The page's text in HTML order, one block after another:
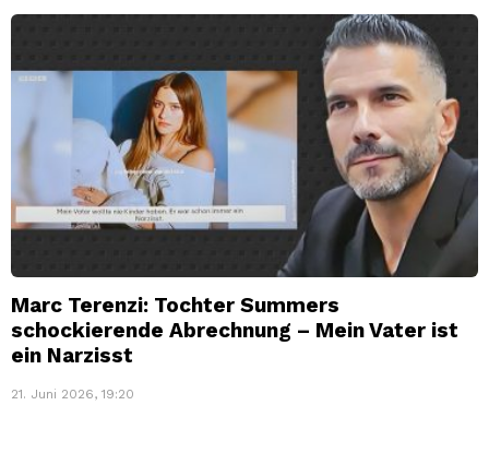
Marc Terenzi: Tochter Summers
schockierende Abrechnung – Mein Vater ist
ein Narzisst
21. Juni 2026, 19:20